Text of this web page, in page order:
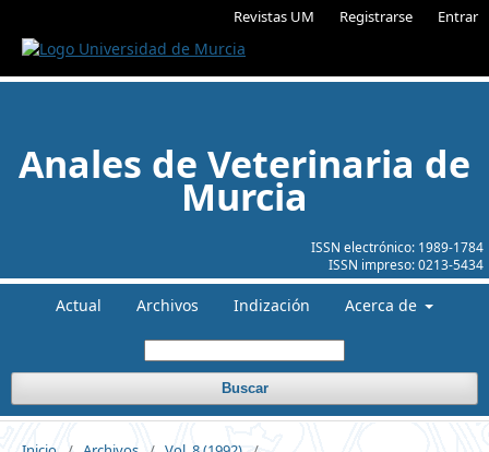
Revistas UM Registrarse Entrar
ISSN electrónico: 1989-1784
ISSN impreso:0213-5434
Anales de Veterinaria de
Murcia
Actual Archivos Indización Acerca de
Buscar